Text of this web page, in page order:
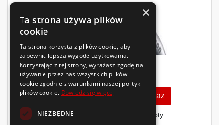
312 zł/szt.
Zobacz szczegóły Kup teraz
Finansowanie dla firm - MŚP i floty
×
Ta strona używa plików
cookie
Ta strona korzysta z plików cookie, aby
zapewnić lepszą wygodę użytkowania.
Korzystając z tej strony, wyrażasz zgodę na
używanie przez nas wszystkich plików
cookie zgodnie z warunkami naszej polityki
plików cookie. Dowiedz się więcej
NIEZBĘDNE